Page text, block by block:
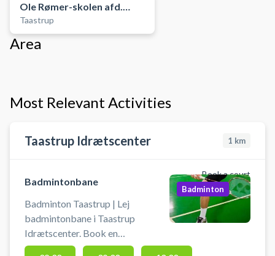
Ole Rømer-skolen afd.
Gadehave
Taastrup
Area
Most Relevant Activities
Taastrup Idrætscenter 1 km
Book a court
Badmintonbane
Badminton Taastrup | Lej
badmintonbane i Taastrup
Idrætscenter. Book en
badmintonbane og spil badminton
Badminton